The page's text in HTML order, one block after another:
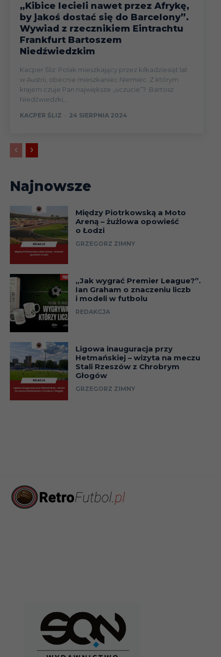
„Kibice lecieli nawet przez Afrykę,
by jakoś dostać się do Barcelony”.
Wywiad z rzecznikiem Eintrachtu
Frankfurt Bartoszem
Niedźwiedzkim
Kacper Śliz: Polak mieszkający przez kilkadziesiąt lat
w Austrii, obecnie mieszkaniec Niemiec. Z którym
krajem czuje Pan największe „uczucie”? Bartosz
Niedźwiedzki,...
KACPER ŚLIZ - 24 SIERPNIA 2024
Najnowsze
Między Piotrkowską a Moto
Areną – żużlowa opowieść
o Łodzi
GRZEGORZ ZIMNY
„Jak wygrać Premier League?”.
Ian Graham o znaczeniu liczb
i modeli w futbolu
REDAKCJA
Ligowa inauguracja przy
Hetmańskiej – wizyta na meczu
Stali Rzeszów z Chrobrym
Głogów
GRZEGORZ ZIMNY